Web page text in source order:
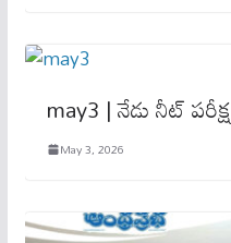
may3 | నేడు నీట్‌ పరీక్ష
May 3, 2026